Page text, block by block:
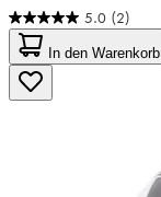
5.0 (2)
5.0
von
5
Sternen.
2
In den Warenkorb